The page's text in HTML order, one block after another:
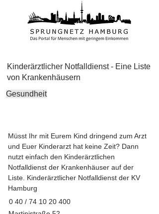
Kinderärztlicher Notfalldienst - Eine Liste
von Krankenhäusern
Gesundheit
Müsst Ihr mit Eurem Kind dringend zum Arzt
und Euer Kinderarzt hat keine Zeit? Dann
nutzt einfach den Kinderärztlichen
Notfalldienst der Krankenhäuser auf der
Liste. Kinderärztlicher Notfalldienst der KV
Hamburg
0 40 / 74 10 20 400